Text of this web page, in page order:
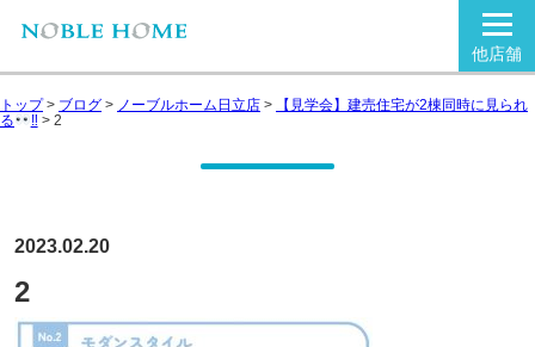
他店舗
トップ> ブログ > ノーブルホーム日立店 >
【見学会】建売住宅が2棟同時に見られ
る
‼ > 2
2023.02.20
2